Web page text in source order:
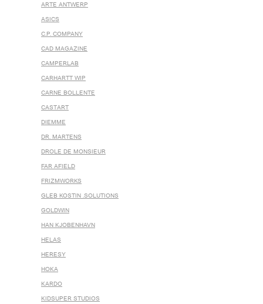
ARTE ANTWERP
ASICS
C.P. COMPANY
CAD MAGAZINE
CAMPERLAB
CARHARTT WIP
CARNE BOLLENTE
CASTART
DIEMME
DR. MARTENS
DROLE DE MONSIEUR
FAR AFIELD
FRIZMWORKS
GLEB KOSTIN .SOLUTIONS
GOLDWIN
HAN KJOBENHAVN
HELAS
HERESY
HOKA
KARDO
KIDSUPER STUDIOS